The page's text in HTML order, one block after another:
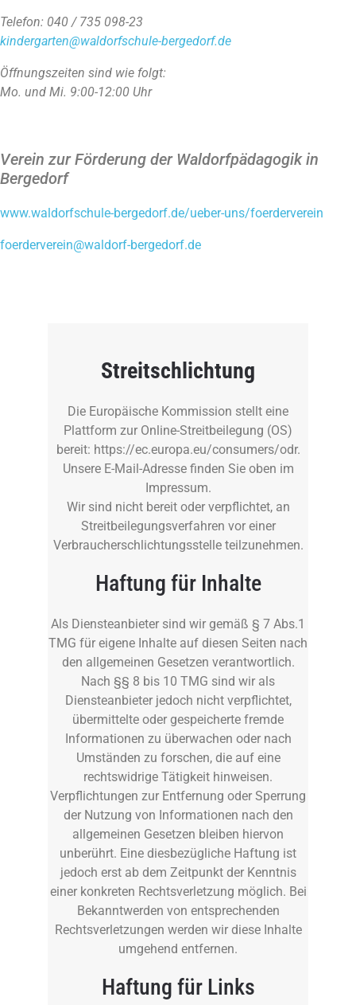
Telefon: 040 / 735 098-23
kindergarten@waldorfschule-bergedorf.de
Öffnungszeiten sind wie folgt:
Mo. und Mi. 9:00-12:00 Uhr
Verein zur Förderung der Waldorfpädagogik in
Bergedorf
www.waldorfschule-bergedorf.de/ueber-uns/foerderverein
foerderverein@waldorf-bergedorf.de
Streitschlichtung
Die Europäische Kommission stellt eine
Plattform zur Online-Streitbeilegung (OS)
bereit: https://ec.europa.eu/consumers/odr.
Unsere E-Mail-Adresse finden Sie oben im
Impressum.
Wir sind nicht bereit oder verpflichtet, an
Streitbeilegungsverfahren vor einer
Verbraucherschlichtungsstelle teilzunehmen.
Haftung für Inhalte
Als Diensteanbieter sind wir gemäß § 7 Abs.1
TMG für eigene Inhalte auf diesen Seiten nach
den allgemeinen Gesetzen verantwortlich.
Nach §§ 8 bis 10 TMG sind wir als
Diensteanbieter jedoch nicht verpflichtet,
übermittelte oder gespeicherte fremde
Informationen zu überwachen oder nach
Umständen zu forschen, die auf eine
rechtswidrige Tätigkeit hinweisen.
Verpflichtungen zur Entfernung oder Sperrung
der Nutzung von Informationen nach den
allgemeinen Gesetzen bleiben hiervon
unberührt. Eine diesbezügliche Haftung ist
jedoch erst ab dem Zeitpunkt der Kenntnis
einer konkreten Rechtsverletzung möglich. Bei
Bekanntwerden von entsprechenden
Rechtsverletzungen werden wir diese Inhalte
umgehend entfernen.
Haftung für Links